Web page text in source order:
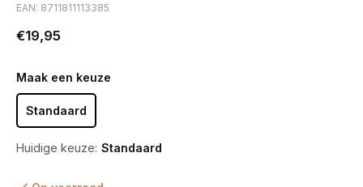
EAN: 8711811113385
€19,95
Maak een keuze
Standaard
Huidige keuze: Standaard